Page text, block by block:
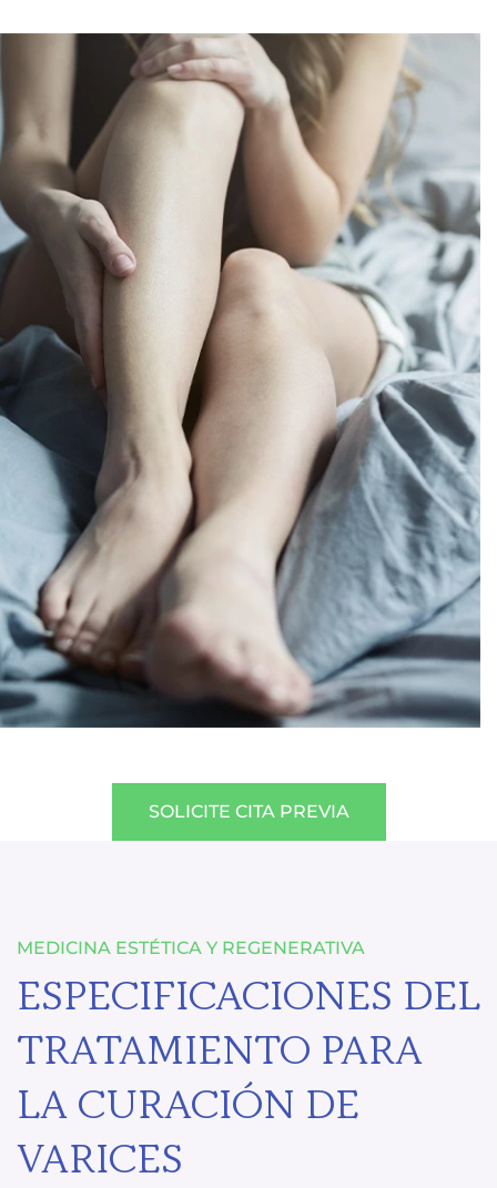
SOLICITE CITA PREVIA
MEDICINA ESTÉTICA Y REGENERATIVA
ESPECIFICACIONES DEL
TRATAMIENTO PARA
LA CURACIÓN DE
VARICES